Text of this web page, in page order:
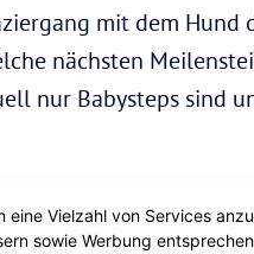
mit dem Hund
nächsten
nur Babysteps sind
eine Vielzahl von Services
sowie Werbung